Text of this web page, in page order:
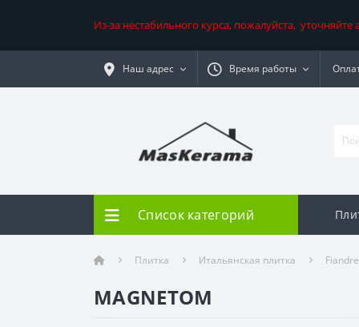
Из-за нестабильного курса, пожалуйста,
Наш адрес Время работы
Список категорий
Плитка Итальянская плитка Fiandre
MAGNETOM